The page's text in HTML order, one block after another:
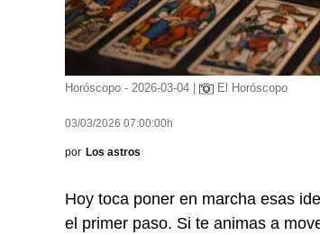
Horóscopo - 2026-03-04 | El Horóscopo
03/03/2026 07:00:00h
por Los astros
Hoy toca poner en marcha esas
el primer paso. Si te animas a